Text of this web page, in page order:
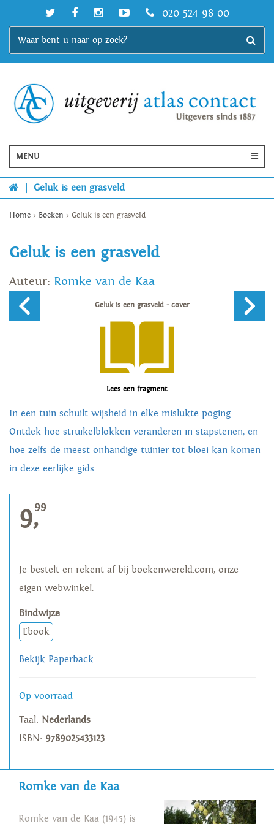
020 524 98 00
MENU
Geluk is een grasveld
Home > Boeken > Geluk is een grasveld
Geluk is een grasveld
Auteur: Romke van de Kaa
Lees een fragment
In een tuin schuilt wijsheid in elke mislukte poging.
Ontdek hoe struikelblokken veranderen in stapstenen, en
hoe zelfs de meest onhandige tuinier tot bloei kan komen
in deze eerlijke gids.
9,99
Je bestelt en rekent af bij boekenwereld.com, onze
eigen webwinkel.
Bindwijze
Ebook
Bekijk Paperback
Op voorraad
Taal: Nederlands
ISBN: 9789025433123
Romke van de Kaa
Romke van de Kaa (1945) is